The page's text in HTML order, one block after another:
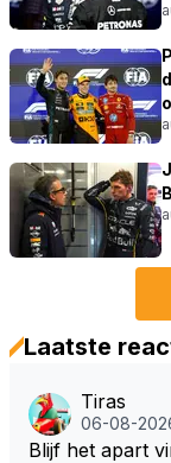
Laatste
Tiras
06-08-
Blijf het apart